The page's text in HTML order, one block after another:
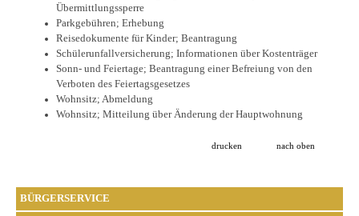
BÜRGERSERVICE
Übermittlungssperre
Parkgebühren; Erhebung
Reisedokumente für Kinder; Beantragung
Schülerunfallversicherung; Informationen über Kostenträger
Sonn- und Feiertage; Beantragung einer Befreiung von den
Verboten des Feiertagsgesetzes
Wohnsitz; Abmeldung
Wohnsitz; Mitteilung über Änderung der Hauptwohnung
drucken nach oben